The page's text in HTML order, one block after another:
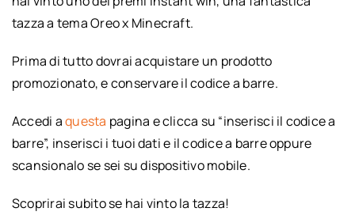
tazza a tema Oreo x Minecraft.
Prima di tutto dovrai acquistare un prodotto
promozionato, e conservare il codice a barre.
Accedi aquesta pagina e clicca su “inserisci il codice a
barre”, inserisci i tuoi dati e il codice a barre oppure
scansionalo se sei su dispositivo mobile.
Scoprirai subito se hai vinto la tazza!